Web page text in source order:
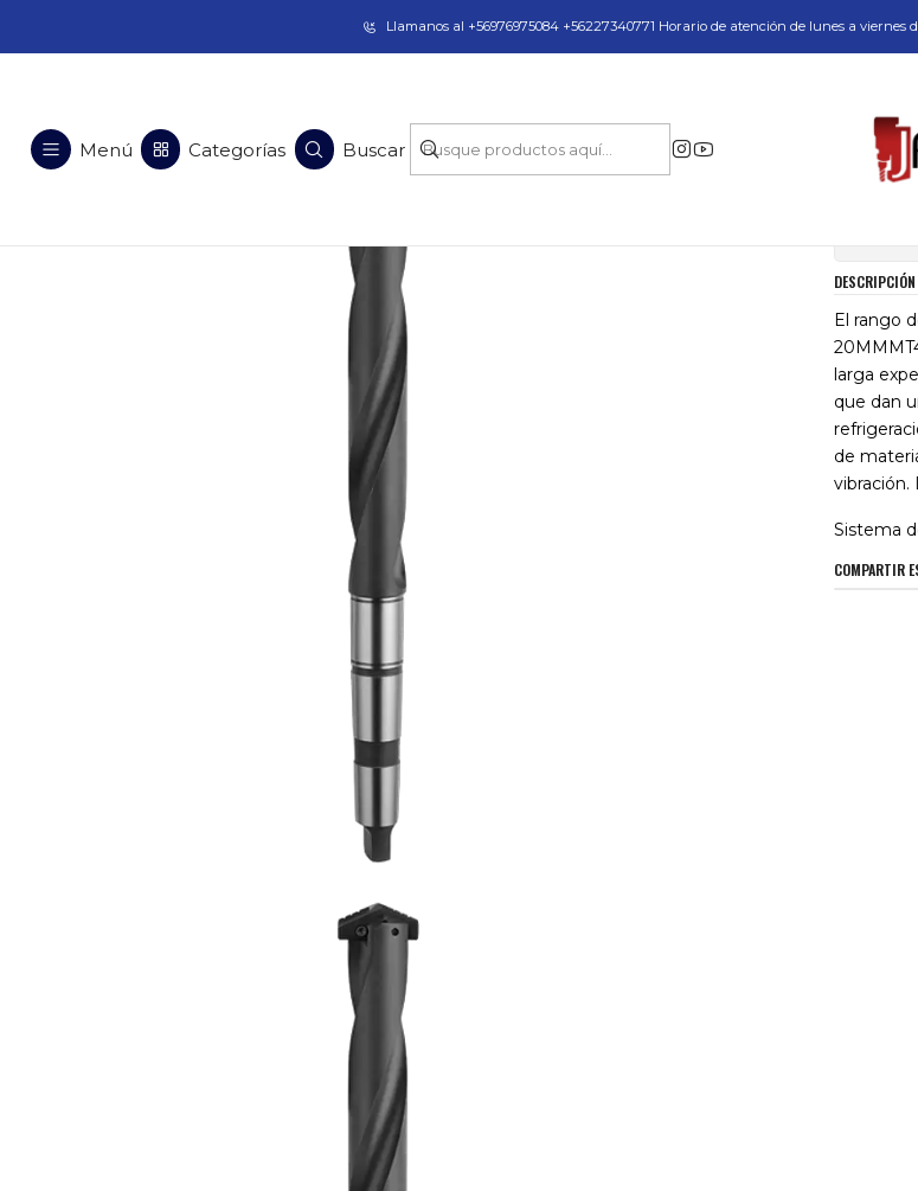
Taladros Magnéticos en Chile | Venta, Arriendo y Servicio Técnico
Menú Categorías Buscar
Llamanos al +56976975084 +56227340771 Horario de atención de lunes a viernes
DESCRIPCIÓN
El rango
larga
que dan
de
vibración.
Sistema
COMPARTIR